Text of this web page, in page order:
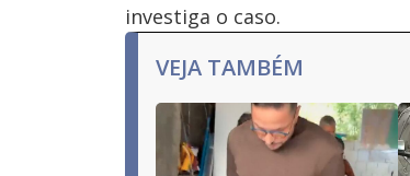
investiga o caso.
VEJA TAMBÉM